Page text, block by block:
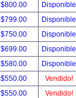
$800.00
Disponible
$799.00
Disponible
$750.00
Disponible
$699.00
Disponible
$580.00
Disponible
$550.00
Vendido!
$550.00
Vendido!